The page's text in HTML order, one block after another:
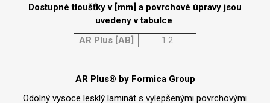
Dostupné tloušťky v [mm] a povrchové úpravy jsou
uvedeny v tabulce
AR Plus [AB]
1.2
AR Plus® by Formica Group
Odolný vysoce lesklý laminát s vylepšenými povrchovými